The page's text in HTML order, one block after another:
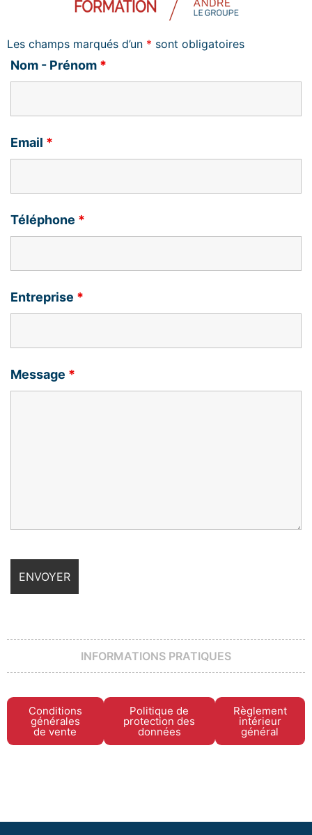
Les champs marqués d’un * sont obligatoires
Nom - Prénom *
Email *
Téléphone *
Entreprise *
Message *
INFORMATIONS PRATIQUES
Conditions
générales
de vente
Politique de
protection des
données
Règlement
intérieur
général